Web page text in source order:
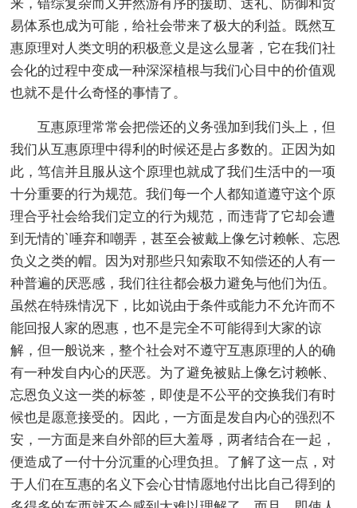
来，错综复杂而又井然游有序的援助、送礼、防御和贸
易体系也成为可能，给社会带来了极大的利益。既然互
惠原理对人类文明的积极意义是这么显著，它在我们社
会化的过程中变成一种深深植根与我们心目中的价值观
也就不是什么奇怪的事情了。
互惠原理常常会把偿还的义务强加到我们头上，但
我们从互惠原理中得利的时候还是占多数的。正因为如
此，笃信并且服从这个原理也就成了我们生活中的一项
十分重要的行为规范。我们每一个人都知道遵守这个原
理合乎社会给我们定立的行为规范，而违背了它却会遭
到无情的`唾弃和嘲弄，甚至会被戴上像乞讨赖帐、忘恩
负义之类的帽。因为对那些只知索取不知偿还的人有一
种普遍的厌恶感，我们往往都会极力避免与他们为伍。
虽然在特殊情况下，比如说由于条件或能力不允许而不
能回报人家的恩惠，也不是完全不可能得到大家的谅
解，但一般说来，整个社会对不遵守互惠原理的人的确
有一种发自内心的厌恶。为了避免被贴上像乞讨赖帐、
忘恩负义这一类的标签，即使是不公平的交换我们有时
候也是愿意接受的。因此，一方面是发自内心的强烈不
安，一方面是来自外部的巨大羞辱，两者结合在一起，
便造成了一付十分沉重的心理负担。了解了这一点，对
于人们在互惠的名义下会心甘情愿地付出比自己得到的